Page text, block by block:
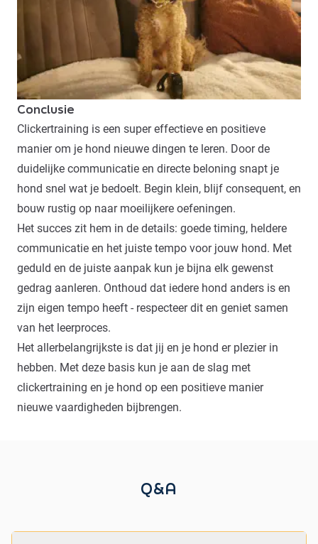
Conclusie
Clickertraining is een super effectieve en positieve
manier om je hond nieuwe dingen te leren. Door de
duidelijke communicatie en directe beloning snapt je
hond snel wat je bedoelt. Begin klein, blijf consequent, en
bouw rustig op naar moeilijkere oefeningen.
Het succes zit hem in de details: goede timing, heldere
communicatie en het juiste tempo voor jouw hond. Met
geduld en de juiste aanpak kun je bijna elk gewenst
gedrag aanleren. Onthoud dat iedere hond anders is en
zijn eigen tempo heeft - respecteer dit en geniet samen
van het leerproces.
Het allerbelangrijkste is dat jij en je hond er plezier in
hebben. Met deze basis kun je aan de slag met
clickertraining en je hond op een positieve manier
nieuwe vaardigheden bijbrengen.
Q&A